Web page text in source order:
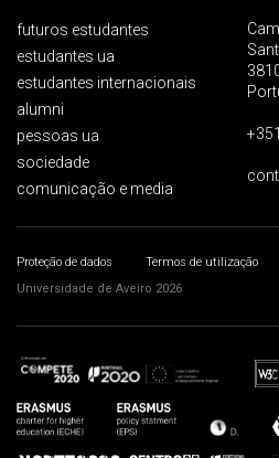
futuros estudantes
estudantes ua
estudantes internacionais
alumni
pessoas ua
sociedade
comunicação e media
Proteção de dados Termos de utilização
Universidade de Aveiro 2026